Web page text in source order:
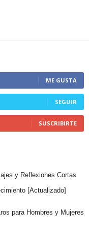
ME GUSTA
SEGUIR
SUSCRIBIRTE
y Reflexiones Cortas
[Actualizado]
para Hombres y Mujeres